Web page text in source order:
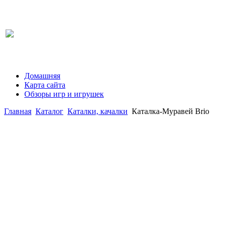
Домашняя
Карта сайта
Обзоры игр и игрушек
Главная Каталог Каталки, качалки Каталка-Муравей Brio